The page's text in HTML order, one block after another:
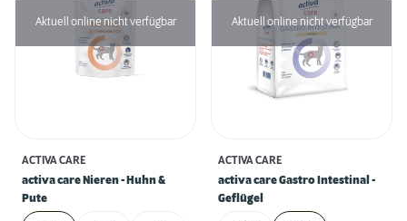
Aktuell online nicht verfügbar
ACTIVA CARE
activa care Nieren - Huhn &
Pute
Aktuell online nicht verfügbar
ACTIVA CARE
activa care Gastro Intestinal -
Geflügel